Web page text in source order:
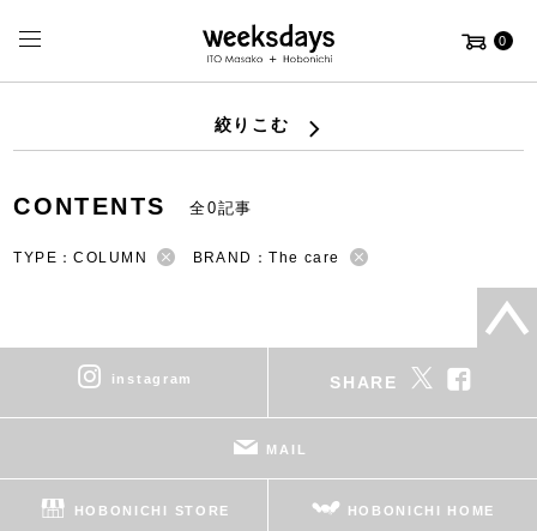
0
絞りこむ
CONTENTS 全0記事
TYPE：COLUMN BRAND：The care
instagram SHARE
MAIL
HOBONICHI STORE HOBONICHI HOME